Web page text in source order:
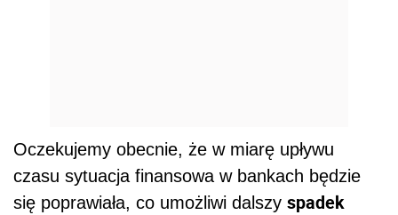
Oczekujemy obecnie, że w miarę upływu
czasu sytuacja finansowa w bankach będzie
się poprawiała, co umożliwi dalszy spadek